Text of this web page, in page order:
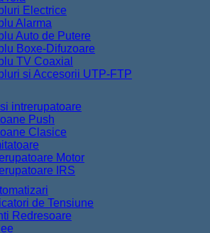
Electrice
Alarma
Auto de Putere
Boxe-Difuzoare
TV Coaxial
si Accesorii UTP-FTP
intrerupatoare
Push
Clasice
Motor
IRS
de Tensiune
Redresoare